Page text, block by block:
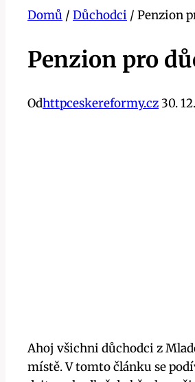
Domů / Důchodci / Penzion
Penzion pro
Odhttpceskereformy.cz30.
Ahoj všichni důchodci z
místě. V tomto článku se